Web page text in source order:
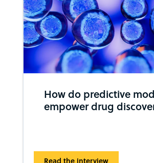
How do predictive
empower drug
Read the interview